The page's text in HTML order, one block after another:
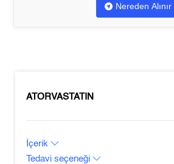
Nereden Alınır
ATORVASTATIN
İçerik
Tedavi seçeneği